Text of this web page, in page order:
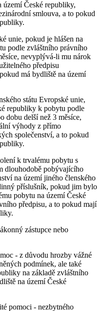
území České republiky,
smlouva, a to pokud
unie, pokud je hlášen na
podle zvláštního právního
nevyplývá-li mu nárok
předpisu
má bydliště na území
státu Evropské unie,
republiky k pobytu podle
dobu delší než 3 měsíce,
výhody z přímo
společenství, a to pokud
k trvalému pobytu s
dlouhodobě pobývajícího
na území jiného členského
příslušník, pokud jim bylo
pobytu na území České
předpisu, a to pokud mají
zástupce nebo
- z důvodu hrozby vážné
podmínek, ale také
na základě zvláštního
na území České
pomoci - nezbytného